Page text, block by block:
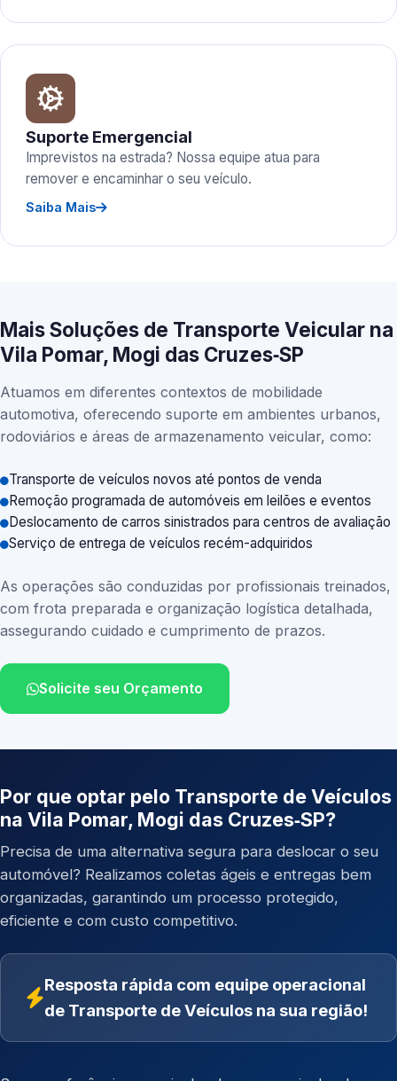
Suporte Emergencial
Imprevistos na estrada? Nossa equipe atua para
remover e encaminhar o seu veículo.
Saiba Mais
Mais Soluções de Transporte Veicular na
Vila Pomar, Mogi das Cruzes‑SP
Atuamos em diferentes contextos de mobilidade
automotiva, oferecendo suporte em ambientes urbanos,
rodoviários e áreas de armazenamento veicular, como:
Transporte de veículos novos até pontos de venda
Remoção programada de automóveis em leilões e eventos
Deslocamento de carros sinistrados para centros de avaliação
Serviço de entrega de veículos recém-adquiridos
As operações são conduzidas por profissionais treinados,
com frota preparada e organização logística detalhada,
assegurando cuidado e cumprimento de prazos.
Solicite seu Orçamento
Por que optar pelo Transporte de Veículos
na Vila Pomar, Mogi das Cruzes‑SP?
Precisa de uma alternativa segura para deslocar o seu
automóvel? Realizamos coletas ágeis e entregas bem
organizadas, garantindo um processo protegido,
eficiente e com custo competitivo.
Resposta rápida com equipe operacional
de Transporte de Veículos na sua região!